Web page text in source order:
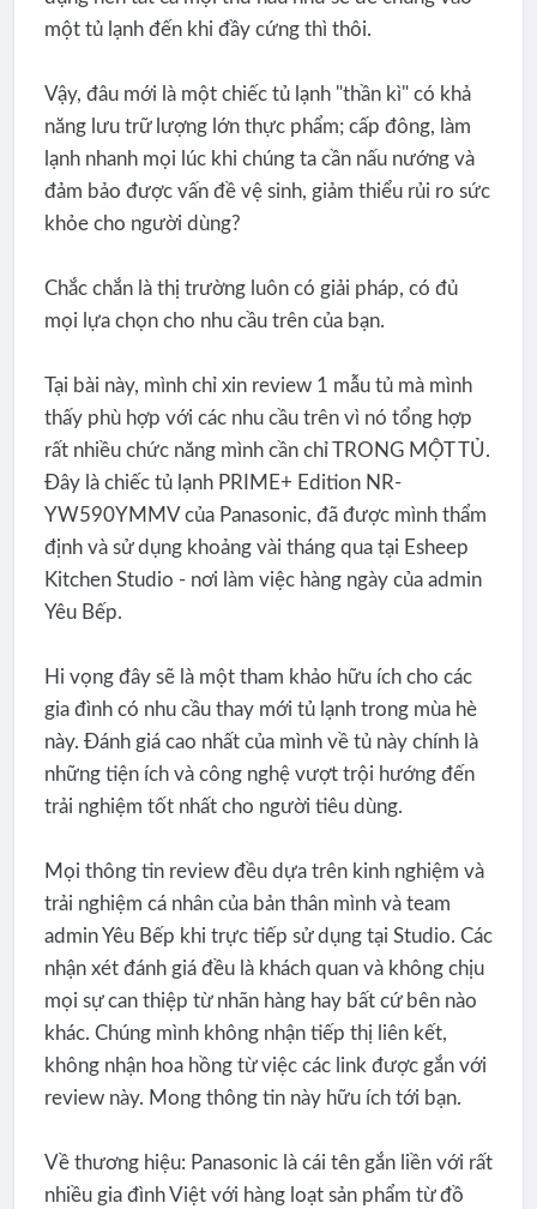
một tủ lạnh đến khi đầy cứng thì thôi.
Vậy, đâu mới là một chiếc tủ lạnh "thần kì" có khả
năng lưu trữ lượng lớn thực phẩm; cấp đông, làm
lạnh nhanh mọi lúc khi chúng ta cần nấu nướng và
đảm bảo được vấn đề vệ sinh, giảm thiểu rủi ro sức
khỏe cho người dùng?
Chắc chắn là thị trường luôn có giải pháp, có đủ
mọi lựa chọn cho nhu cầu trên của bạn.
Tại bài này, mình chỉ xin review 1 mẫu tủ mà mình
thấy phù hợp với các nhu cầu trên vì nó tổng hợp
rất nhiều chức năng mình cần chỉ TRONG MỘT TỦ.
Đây là chiếc tủ lạnh PRIME+ Edition NR-
YW590YMMV của Panasonic, đã được mình thẩm
định và sử dụng khoảng vài tháng qua tại Esheep
Kitchen Studio - nơi làm việc hàng ngày của admin
Yêu Bếp.
Hi vọng đây sẽ là một tham khảo hữu ích cho các
gia đình có nhu cầu thay mới tủ lạnh trong mùa hè
này. Đánh giá cao nhất của mình về tủ này chính là
những tiện ích và công nghệ vượt trội hướng đến
trải nghiệm tốt nhất cho người tiêu dùng.
Mọi thông tin review đều dựa trên kinh nghiệm và
trải nghiệm cá nhân của bản thân mình và team
admin Yêu Bếp khi trực tiếp sử dụng tại Studio. Các
nhận xét đánh giá đều là khách quan và không chịu
mọi sự can thiệp từ nhãn hàng hay bất cứ bên nào
khác. Chúng mình không nhận tiếp thị liên kết,
không nhận hoa hồng từ việc các link được gắn với
review này. Mong thông tin này hữu ích tới bạn.
Về thương hiệu: Panasonic là cái tên gắn liền với rất
nhiều gia đình Việt với hàng loạt sản phẩm từ đồ